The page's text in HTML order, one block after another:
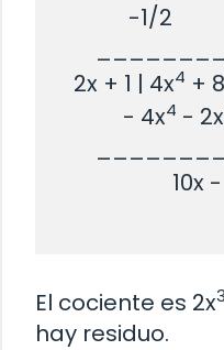
             -1/2
   2x + 1 | 4x
4 +
            - 4x
4 - 2x
10x
El cociente es 2x3
hay residuo.